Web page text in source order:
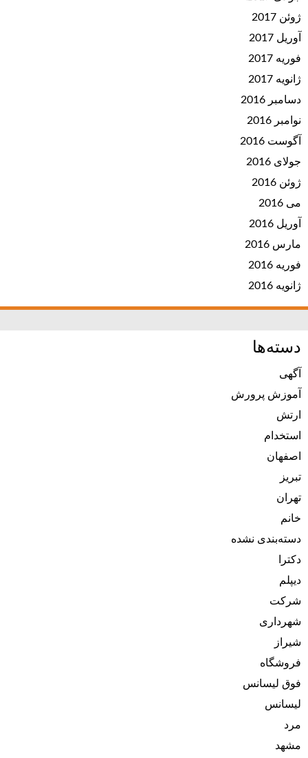
ژوئن 2017
آوریل 2017
فوریه 2017
ژانویه 2017
دسامبر 2016
نوامبر 2016
آگوست 2016
جولای 2016
ژوئن 2016
می 2016
آوریل 2016
مارس 2016
فوریه 2016
ژانویه 2016
دسته‌ها
آگهی
آموزش پرورش
ارتش
استخدام
اصفهان
تبریز
تهران
خانم
دسته‌بندی نشده
دکترا
دیپلم
شرکت
شهرداری
شیراز
فروشگاه
فوق لیسانس
لیسانس
مرد
مشهد